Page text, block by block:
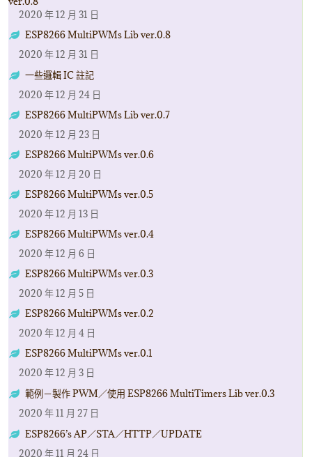
2020 年 12 月 31 日
ESP8266 MultiPWMs Lib ver.0.8
2020 年 12 月 31 日
一些邏輯 IC 註記
2020 年 12 月 24 日
ESP8266 MultiPWMs Lib ver.0.7
2020 年 12 月 23 日
ESP8266 MultiPWMs ver.0.6
2020 年 12 月 20 日
ESP8266 MultiPWMs ver.0.5
2020 年 12 月 13 日
ESP8266 MultiPWMs ver.0.4
2020 年 12 月 6 日
ESP8266 MultiPWMs ver.0.3
2020 年 12 月 5 日
ESP8266 MultiPWMs ver.0.2
2020 年 12 月 4 日
ESP8266 MultiPWMs ver.0.1
2020 年 12 月 3 日
範例－製作 PWM／使用 ESP8266 MultiTimers Lib ver.0.3
2020 年 11 月 27 日
ESP8266’s AP／STA／HTTP／UPDATE
2020 年 11 月 24 日